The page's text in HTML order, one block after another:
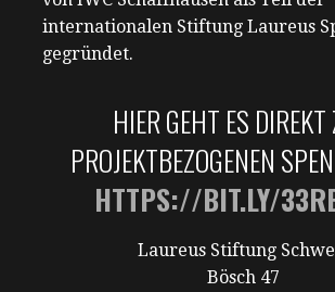
internationalen Stiftung Laureus
gegründet.
HIER GEHT ES
PROJEKTBEZOGENEN
HTTPS://BIT.LY/
Laureus Stiftung
Bösch 47